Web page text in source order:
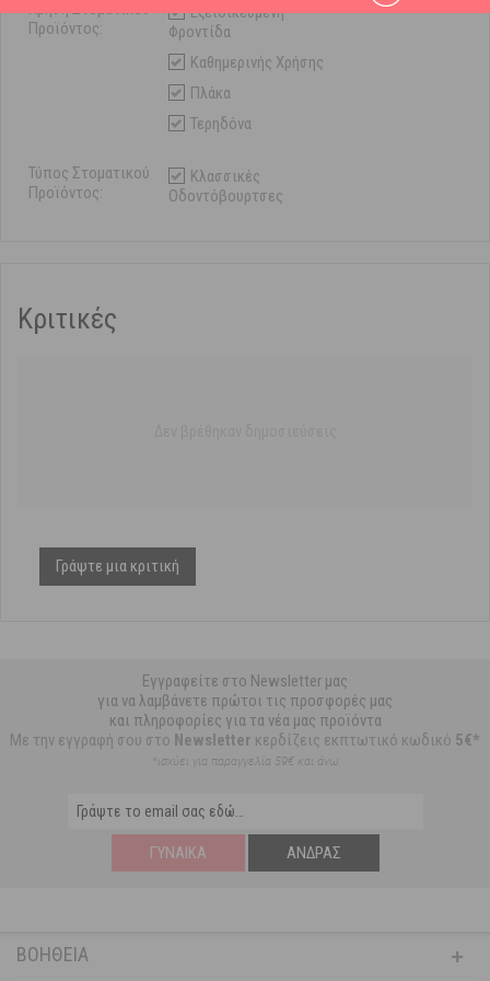
Χρήση Στοματικού
Προϊόντος:
Εξειδικευμένη
Φροντίδα
Καθημερινής Χρήσης
Πλάκα
Τερηδόνα
Τύπος Στοματικού
Προϊόντος:
Κλασσικές
Οδοντόβουρτσες
Κριτικές
Γράψτε μια κριτική
Εγγραφείτε στο Newsletter μας
για να λαμβάνετε πρώτοι τις προσφορές μας
και πληροφορίες για τα νέα μας προϊόντα
Με την εγγραφή σου στο Newsletter κερδίζεις εκπτωτικό κωδικό 5€*
*ισχύει για παραγγελία 59€ και άνω
ΓΥΝΑΊΚΑ ΆΝΔΡΑΣ
ΒΟΉΘΕΙΑ